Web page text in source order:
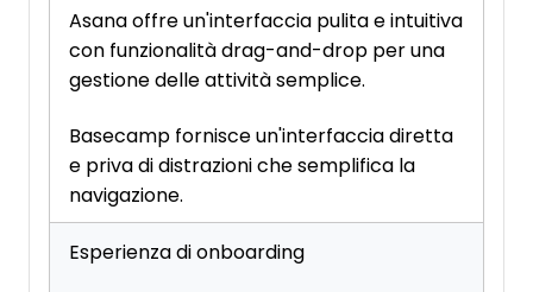
Asana offre un'interfaccia pulita e intuitiva
con funzionalità drag-and-drop per una
gestione delle attività semplice.
Basecamp fornisce un'interfaccia diretta
e priva di distrazioni che semplifica la
navigazione.
Esperienza di onboarding